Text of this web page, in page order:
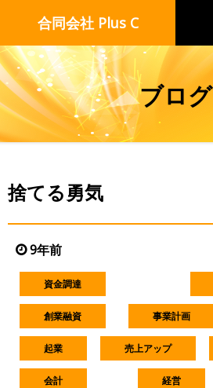
合同会社 Plus C
ブログ
捨てる勇気
9年前
資金調達
創業融資 事業計画
起業 売上アップ
会計 経営